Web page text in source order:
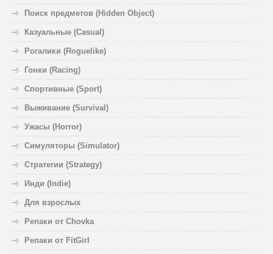
Поиск предметов (Hidden Object)
Казуальные (Casual)
Рогалики (Roguelike)
Гонки (Racing)
Спортивные (Sport)
Выживание (Survival)
Ужасы (Horror)
Симуляторы (Simulator)
Стратегии (Strategy)
Инди (Indie)
Для взрослых
Репаки от Chovka
Репаки от FitGirl